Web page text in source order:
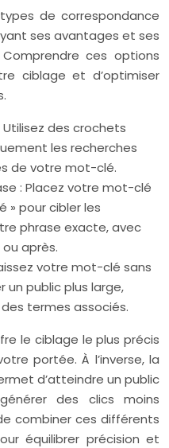
de correspondance
ses avantages et ses
ces options
ciblage et d’optimiser
des crochets
les recherches
de votre mot-clé.
: Placez votre mot-clé
» pour cibler les
phrase exacte, avec
après.
votre mot-clé sans
public plus large,
termes associés.
le ciblage le plus précis
portée. À l’inverse, la
d’atteindre un public
des clics moins
combiner ces différents
équilibrer précision et